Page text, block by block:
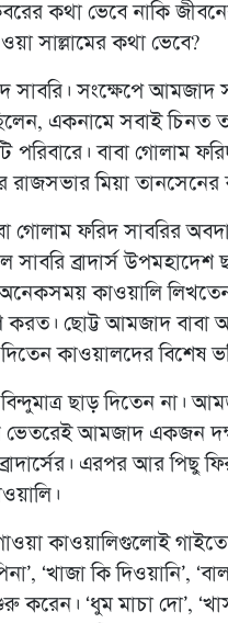
কথা ভেবে নাকি জীবনের
সাল্লামের কথা ভেবে?
সংক্ষেপে আমজাদ
একনামে সবাই চিনত
বাবা গোলাম
মিয়া তানসেনের
ফরিদ সাবরির
ব্রাদার্স উপমহাদেশ
কাওয়ালি
করত। ছোট্ট আমজাদ বাবা
কাওয়ালদের বিশেষ
বিন্দুমাত্র ছাড় দিতেন
ভেতরেই আমজাদ একজন
এরপর আর পিছু
কাওয়ালিগুলোই
‘খাজা কি দিওয়ানি’,
করেন। ‘ধুম মাচা দো’,